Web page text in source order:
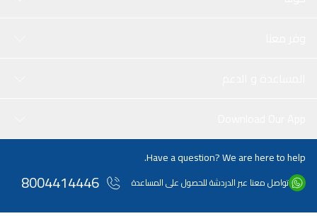
Have a question? We are here to help.
تواصل معنا عبر الدردشة للحصول على المساعدة 8004414446